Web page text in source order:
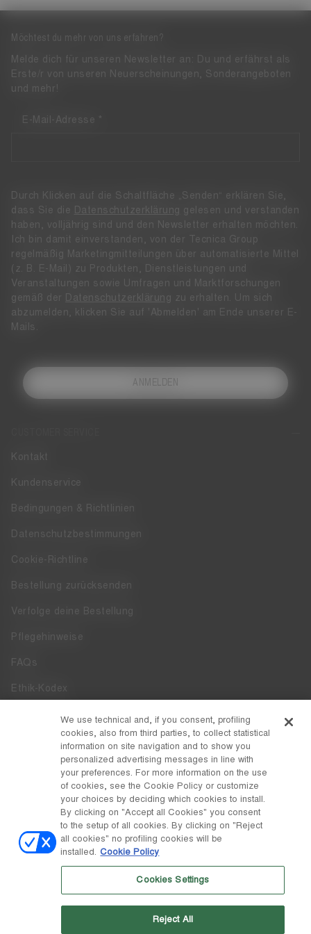
Kontakt
Kundenservice
Bedingungen & Richtlinien
Datenschutzbestimmungen
Cookie-Richtline
Bestellung zurücksenden
Verfolge deine Bestellung
Pflegehinweise
FAQs
Ethik-Kodex
Whistleblowing
Zugänglichkeit
DISCOVER MOON BOOT
Facebook
LAND / WÄHRUNG
Schweiz / ₣ ändern
S.p.A. untersteht. Sitz in Giavera del Montello (TV) - Via Fante d'Italia
Möchtest du mehr von uns erfahren?
Melde dich für unseren Newsletter an: Du und erfährst als
Erste/r von unseren Neuerscheinungen, Sonderangeboten
und mehr!
E-Mail-Adresse
Durch Klicken auf die Schaltfläche „Senden“ erklären Sie,
dass Sie die Datenschutzerklärung gelesen und verstanden
haben, volljährig sind und den Newsletter erhalten möchten.
Ich bin damit einverstanden, von der Tecnica Group
regelmäßig Marketingmitteilungen über automatisierte Mittel
(z. B. E-Mail) zu Produkten, Dienstleistungen und
Veranstaltungen sowie Umfragen und Marktforschungen
gemäß der Datenschutzerklärung zu erhalten. Um sich
abzumelden, klicken Sie auf 'Abmelden' am Ende unserer E-
Mails.
ANMELDEN
We use technical and, if you consent, profiling
cookies, also from third parties, to collect statistical
information on site navigation and to show you
personalized advertising messages in line with
your preferences. For more information on the use
of cookies, see the Cookie Policy or customize
your choices by deciding which cookies to install.
By clicking on "Accept all Cookies" you consent
to the setup of all cookies. By clicking on "Reject
all cookies" no profiling cookies will be
installed. Cookie Policy
Cookies Settings
Reject All